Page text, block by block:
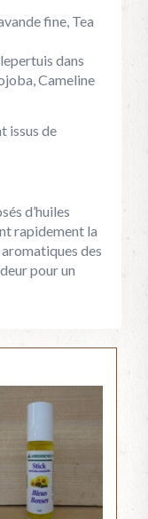
fine, Tea
dans
Cameline
issus de
d’huiles
rapidement la
des
pour un